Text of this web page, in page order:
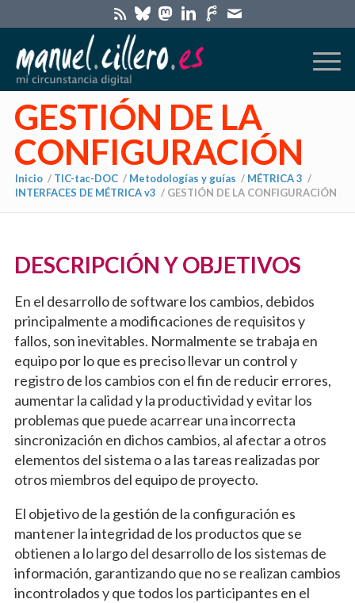
GESTIÓN DE LA
CONFIGURACIÓN
Inicio / TIC-tac-DOC / Metodologías y guías / MÉTRICA 3 /
INTERFACES DE MÉTRICA v3 / GESTIÓN DE LA CONFIGURACIÓN
DESCRIPCIÓN Y OBJETIVOS
En el desarrollo de software los cambios, debidos
principalmente a modificaciones de requisitos y
fallos, son inevitables. Normalmente se trabaja en
equipo por lo que es preciso llevar un control y
registro de los cambios con el fin de reducir errores,
aumentar la calidad y la productividad y evitar los
problemas que puede acarrear una incorrecta
sincronización en dichos cambios, al afectar a otros
elementos del sistema o a las tareas realizadas por
otros miembros del equipo de proyecto.
El objetivo de la gestión de la configuración es
mantener la integridad de los productos que se
obtienen a lo largo del desarrollo de los sistemas de
información, garantizando que no se realizan cambios
incontrolados y que todos los participantes en el